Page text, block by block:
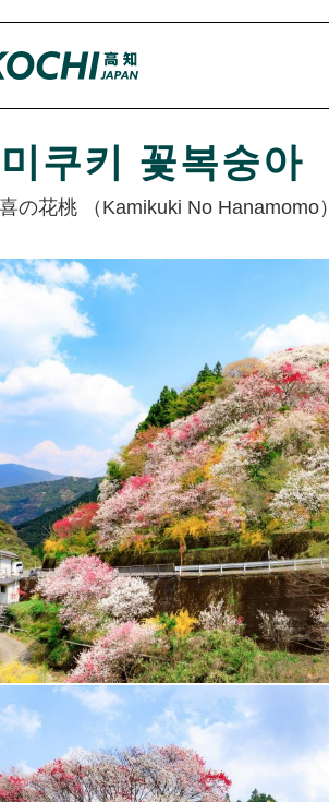
쿠키 꽃복숭아
喜の花桃 （Kamikuki No Hanamomo）